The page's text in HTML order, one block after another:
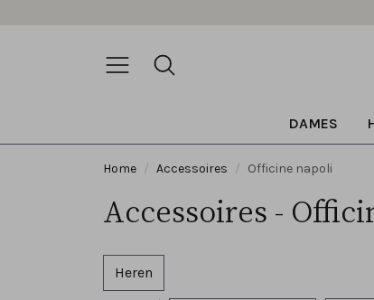
DAMES
Home Accessoires Officine napoli
Accessoires -
Heren